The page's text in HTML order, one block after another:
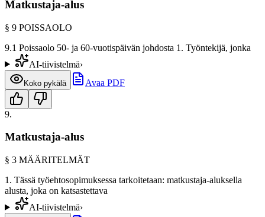
Matkustaja-alus
§ 9 POISSAOLO
9.1 Poissaolo 50- ja 60-vuotispäivän johdosta 1. Työntekijä, jonka
AI-tiivistelmä›
Koko pykälä Avaa PDF
9.
Matkustaja-alus
§ 3 MÄÄRITELMÄT
1. Tässä työehtosopimuksessa tarkoitetaan: matkustaja-aluksella
alusta, joka on katsastettava
AI-tiivistelmä›